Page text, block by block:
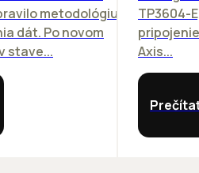
metodológiu
dát. Po novom
stave...
TP3604-
Axis...